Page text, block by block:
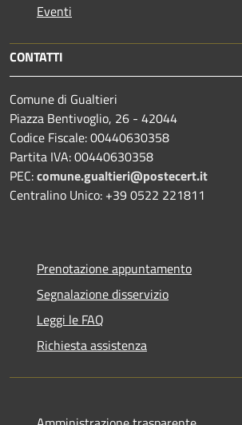
Eventi
CONTATTI
Comune di Gualtieri
Piazza Bentivoglio, 26 - 42044
Codice Fiscale: 00440630358
Partita IVA: 00440630358
PEC:comune.gualtieri@postecert.it
Centralino Unico: +39 0522 221811
Prenotazione appuntamento
Segnalazione disservizio
Leggi le FAQ
Richiesta assistenza